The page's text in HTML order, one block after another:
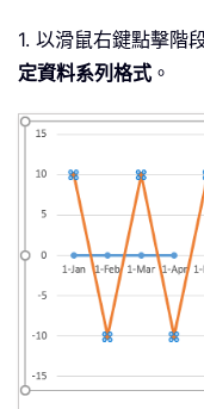
1. 以滑鼠右鍵點擊階
定資料系列格式 。